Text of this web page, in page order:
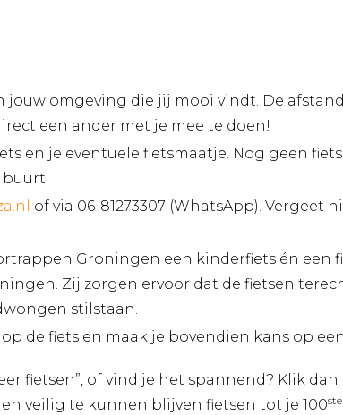
jouw omgeving die jij mooi vindt. De
een ander met je mee te doen!
en je eventuele fietsmaatje. Nog geen
buurt.
of via 06-81273307 (WhatsApp). Vergeet
Groningen een kinderfiets én een
Zij zorgen ervoor dat de fietsen
stilstaan.
de fiets en maak je bovendien kans op
fietsen”, of vind je het spannend? Klik
veilig te kunnen blijven fietsen tot je 100ste